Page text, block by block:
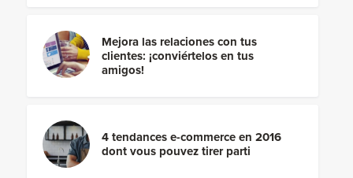
Mejora las relaciones con tus
clientes: ¡conviértelos en tus
amigos!
4 tendances e-commerce en 2016
dont vous pouvez tirer parti